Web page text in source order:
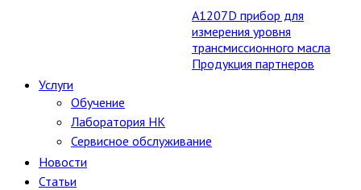
А1207D прибор для
измерения уровня
трансмиссионного масла
Продукция партнеров
Услуги
Обучение
Лаборатория НК
Сервисное обслуживание
Новости
Статьи